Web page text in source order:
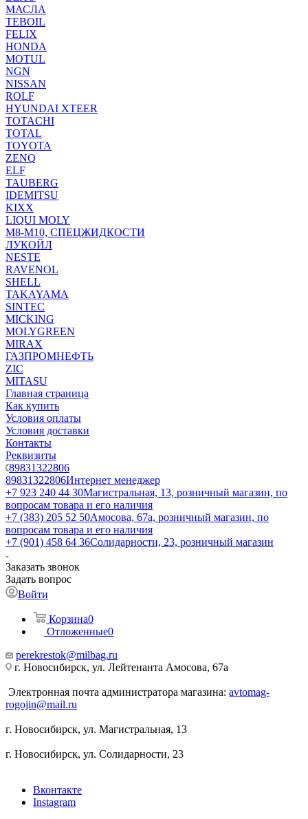
МАСЛА
TEBOIL
FELIX
HONDA
MOTUL
NGN
NISSAN
ROLF
HYUNDAI XTEER
TOTACHI
TOTAL
TOYOTA
ZENQ
ELF
TAUBERG
IDEMITSU
KIXX
LIQUI MOLY
М8-М10, СПЕЦЖИДКОСТИ
ЛУКОЙЛ
NESTE
RAVENOL
SHELL
TAKAYAMA
SINTEC
MICKING
MOLYGREEN
MIRAX
ГАЗПРОМНЕФТЬ
ZIC
MITASU
Главная страница
Как купить
Условия оплаты
Условия доставки
Контакты
Реквизиты
89831322806
89831322806Интернет менеджер
+7 923 240 44 30​Магистральная, 13, розничный магазин, по
вопросам товара и его наличия
+7 (383) 205 52 50Амосова, 67а, розничный магазин, по
вопросам товара и его наличия
+7 (901) 458 64 36Солидарности, 23, розничный магазин
Заказать звонок
Задать вопрос
Войти
Корзина0
Отложенные0
perekrestok@milbag.ru
г. Новосибирск, ул. ​Лейтенанта Амосова, 67а
Электронная почта администратора магазина: avtomag-
rogojin@mail.ru
г. Новосибирск, ул. ​Магистральная, 13
г. Новосибирск, ул. ​Солидарности, 23
Вконтакте
Instagram